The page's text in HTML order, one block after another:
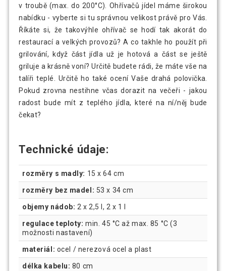
v troubě (max. do 200°C). Ohřívačů jídel máme širokou
nabídku - vyberte si tu správnou velikost právě pro Vás.
Říkáte si, že takovýhle ohřívač se hodí tak akorát do
restaurací a velkých provozů? A co takhle ho použít při
grilování, když část jídla už je hotová a část se ještě
griluje a krásně voní? Určitě budete rádi, že máte vše na
talíři teplé. Určitě ho také ocení Vaše drahá polovička.
Pokud zrovna nestihne včas dorazit na večeři - jakou
radost bude mít z teplého jídla, které na ní/něj bude
čekat?
Technické údaje:
rozměry s madly: 15 x 64 cm
rozměry bez madel: 53 x 34 cm
objemy nádob: 2 x 2,5 l, 2 x 1 l
regulace teploty: min. 45 °C až max. 85 °C (3
možnosti nastavení)
materiál: ocel / nerezová ocel a plast
délka kabelu: 80 cm